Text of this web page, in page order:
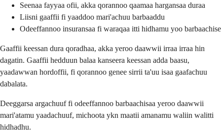
Seenaa fayyaa ofii, akka qorannoo qaamaa hargansaa duraa
Liisni gaaffii fi yaaddoo mari'achuu barbaaddu
Odeeffannoo insuransaa fi waraqaa itti hidhamu yoo barbaachise
Gaaffii keessan dura qoradhaa, akka yeroo daawwii irraa irraa hin
dagatin. Gaaffii hedduun balaa kanseera keessan adda baasu,
yaadawwan hordoffii, fi qorannoo genee sirrii ta'uu isaa gaafachuu
dabalata.
Deeggarsa argachuuf fi odeeffannoo barbaachisaa yeroo daawwii
mari'atamu yaadachuuf, michoota ykn maatii amanamu waliin walitti
hidhadhu.